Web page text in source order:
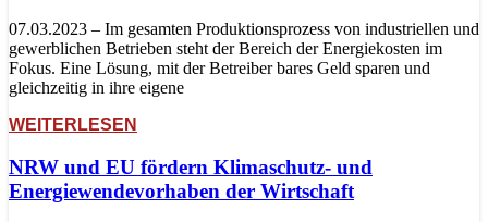
07.03.2023 – Im gesamten Produktionsprozess von industriellen und
gewerblichen Betrieben steht der Bereich der Energiekosten im
Fokus. Eine Lösung, mit der Betreiber bares Geld sparen und
gleichzeitig in ihre eigene
WEITERLESEN
NRW und EU fördern Klimaschutz- und
Energiewendevorhaben der Wirtschaft